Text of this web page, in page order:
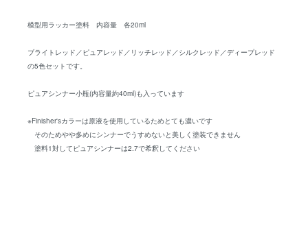
模型用ラッカー塗料 内容量 各20ml
ブライトレッド／ピュアレッド／リッチレッド／シルクレッド／ディープレッド
の5色セットです。
ピュアシンナー小瓶(内容量約40ml)も入っています
※Finisher'sカラーは原液を使用しているためとても濃いです
そのためやや多めにシンナーでうすめないと美しく塗装できません
塗料1対してピュアシンナーは2.7で希釈してください